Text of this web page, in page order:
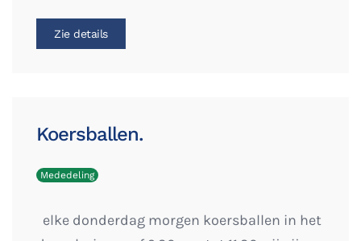
Zie details
Koersballen.
Mededeling
elke donderdag morgen koersballen in het